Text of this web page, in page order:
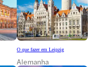
O que fazer em Leipzig
Alemanha